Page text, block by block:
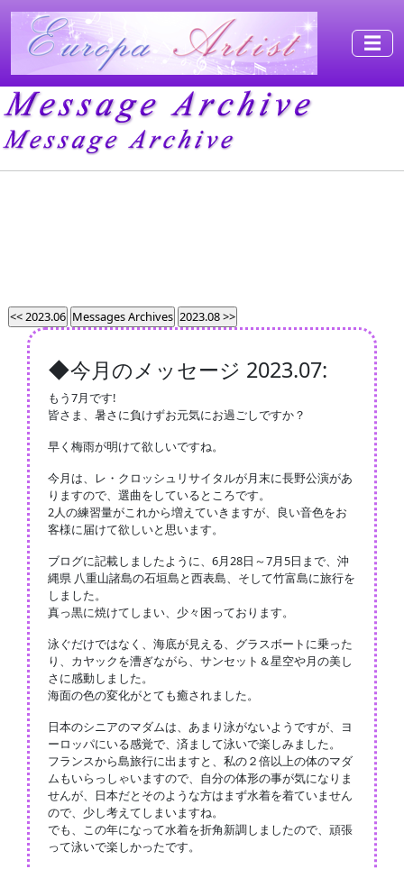
☰
◆今月のメッセージ 2023.07:
もう7月です!
皆さま、暑さに負けずお元気にお過ごしですか？
早く梅雨が明けて欲しいですね。
今月は、レ・クロッシュリサイタルが月末に長野公演があ
りますので、選曲をしているところです。
2人の練習量がこれから増えていきますが、良い音色をお
客様に届けて欲しいと思います。
ブログに記載しましたように、6月28日～7月5日まで、沖
縄県 八重山諸島の石垣島と西表島、そして竹富島に旅行を
しました。
真っ黒に焼けてしまい、少々困っております。
泳ぐだけではなく、海底が見える、グラスボートに乗った
り、カヤックを漕ぎながら、サンセット＆星空や月の美し
さに感動しました。
海面の色の変化がとても癒されました。
日本のシニアのマダムは、あまり泳がないようですが、ヨ
ーロッパにいる感覚で、済まして泳いで楽しみました。
フランスから島旅行に出ますと、私の２倍以上の体のマダ
ムもいらっしゃいますので、自分の体形の事が気になりま
せんが、日本だとそのような方はまず水着を着ていません
ので、少し考えてしまいますね。
でも、この年になって水着を折角新調しましたので、頑張
って泳いで楽しかったです。